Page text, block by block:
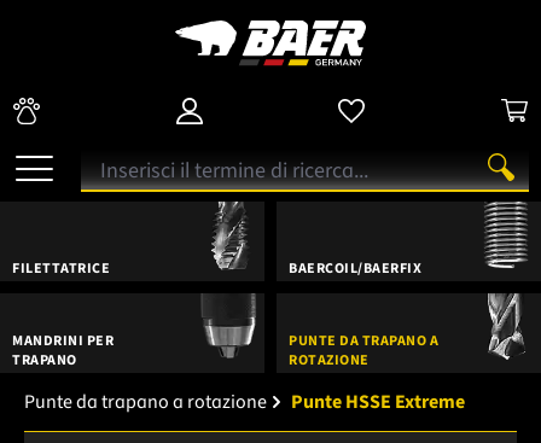
FILETTATRICE BAERCOIL/BAERFIX
MANDRINI PER
TRAPANO
PUNTE DA TRAPANO A
ROTAZIONE
Punte da trapano a rotazione Punte HSSE Extreme